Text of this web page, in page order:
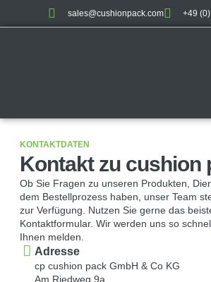
sales@cushionpack.com +49
KONTAKTDATEN
Kontakt zu cushion
Ob Sie Fragen zu unseren Produkten,
dem Bestellprozess haben, unser Team
zur Verfügung. Nutzen Sie gerne das
Kontaktformular. Wir werden uns so
Ihnen melden.
Adresse
cp cushion pack GmbH & Co KG
Am Riedweg 9a